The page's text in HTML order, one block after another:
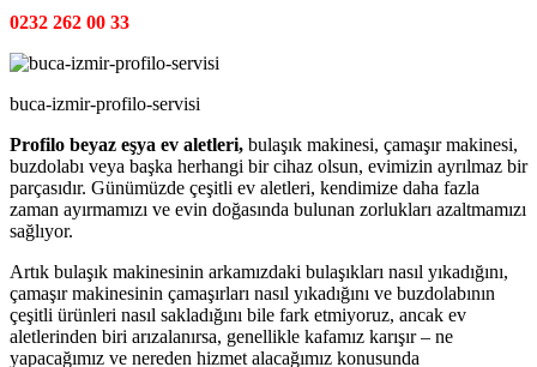
0232 262 00 33
buca-izmir-profilo-servisi
Profilo beyaz eşya ev aletleri, bulaşık makinesi, çamaşır makinesi,
buzdolabı veya başka herhangi bir cihaz olsun, evimizin ayrılmaz bir
parçasıdır. Günümüzde çeşitli ev aletleri, kendimize daha fazla
zaman ayırmamızı ve evin doğasında bulunan zorlukları azaltmamızı
sağlıyor.
Artık bulaşık makinesinin arkamızdaki bulaşıkları nasıl yıkadığını,
çamaşır makinesinin çamaşırları nasıl yıkadığını ve buzdolabının
çeşitli ürünleri nasıl sakladığını bile fark etmiyoruz, ancak ev
aletlerinden biri arızalanırsa, genellikle kafamız karışır – ne
yapacağımız ve nereden hizmet alacağımız konusunda